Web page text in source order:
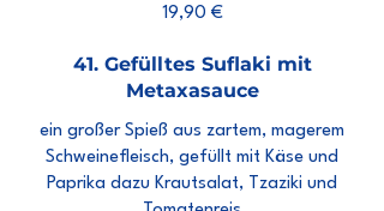
19,90 €
41. Gefülltes Suflaki mit
Metaxasauce
ein großer Spieß aus zartem, magerem
Schweinefleisch, gefüllt mit Käse und
Paprika dazu Krautsalat, Tzaziki und